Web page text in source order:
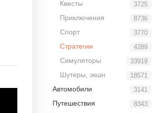
3725
Квесты
8736
Приключения
3770
Спорт
4289
Стратегии
33919
Симуляторы
18571
Шутеры, экшн
3141
Автомобили
8343
Путешествия